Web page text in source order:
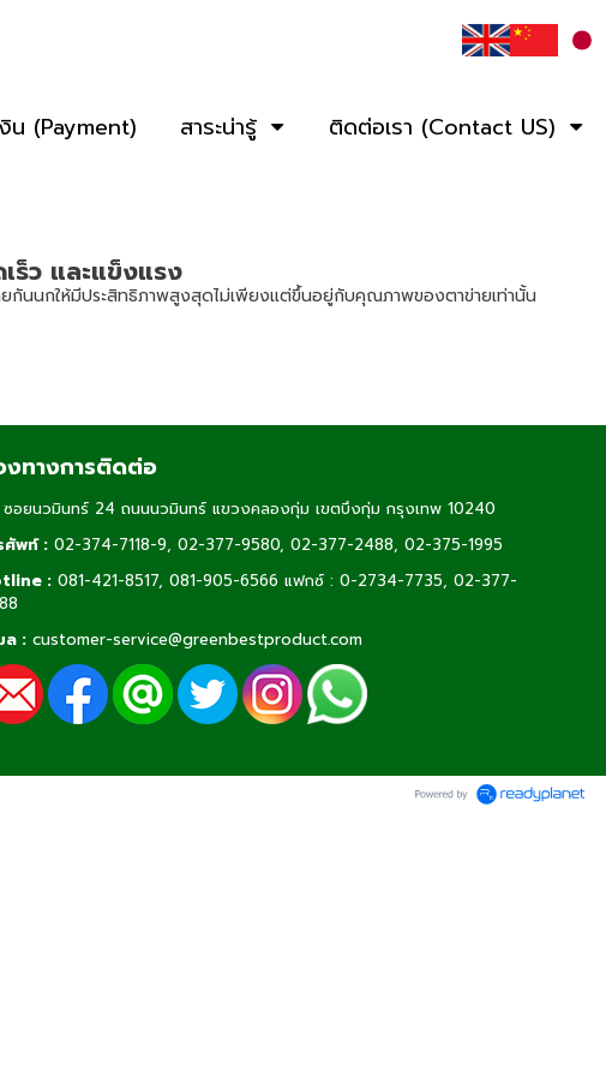
น (Payment) สาระน่ารู้ ติดต่อเรา (Contact US)
ร็ว และแข็งแรง
นนกให้มีประสิทธิภาพสูงสุดไม่เพียงแต่ขึ้นอยู่กับคุณภาพของตาข่ายเท่านั้น
งทางการติดต่อ
อยนวมินทร์ 24 ถนนนวมินทร์ แขวงคลองกุ่ม เขตบึงกุ่ม กรุงเทพ 10240
ศัพท์ : 02-374-7118-9, 02-377-9580, 02-377-2488, 02-375-1995
: 081-421-8517, 081-905-6566 แฟกซ์ : 0-2734-7735, 02-377-
ล : customer-service@greenbestproduct.com